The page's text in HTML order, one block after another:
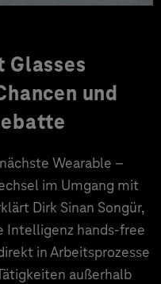
Glasses
und
Wearable –
im Umgang mit
Dirk Sinan Songür,
Intelligenz hands-free
in Arbeitsprozesse
außerhalb